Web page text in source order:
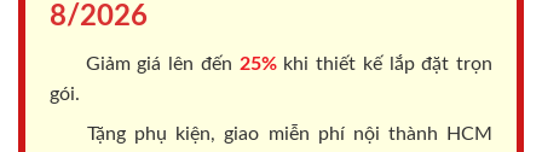
8/2026
Giảm giá lên đến 25%khi thiết kế lắp đặt trọn
gói.
Tặng phụ kiện, giao miễn phí nội thành HCM